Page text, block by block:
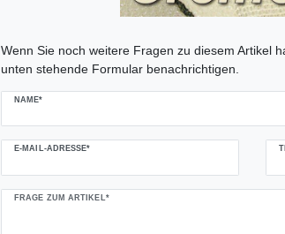
Wenn Sie noch weitere Fragen zu diesem Artikel
unten stehende Formular benachrichtigen.
NAME*
E-MAIL-ADRESSE*
FRAGE ZUM ARTIKEL*